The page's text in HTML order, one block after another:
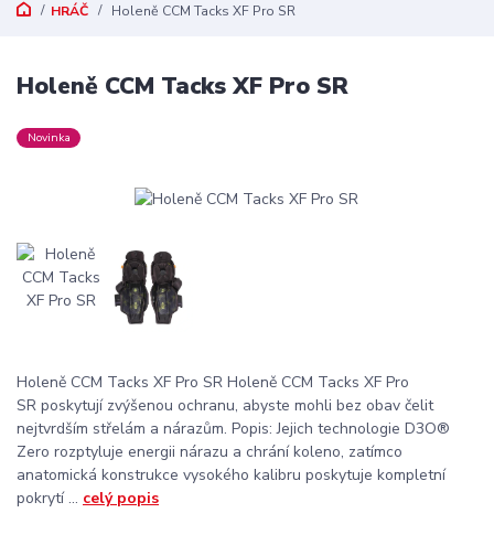
HRÁČ Holeně CCM Tacks XF Pro SR
Holeně CCM Tacks XF Pro SR
Novinka
Holeně CCM Tacks XF Pro SR Holeně CCM Tacks XF Pro
SR poskytují zvýšenou ochranu, abyste mohli bez obav čelit
nejtvrdším střelám a nárazům. Popis: Jejich technologie D3O®
Zero rozptyluje energii nárazu a chrání koleno, zatímco
anatomická konstrukce vysokého kalibru poskytuje kompletní
pokrytí ... celý popis